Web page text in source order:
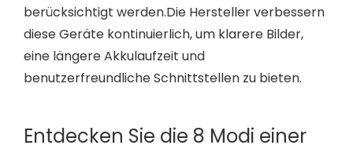
berücksichtigt werden.Die Hersteller verbessern
diese Geräte kontinuierlich, um klarere Bilder,
eine längere Akkulaufzeit und
benutzerfreundliche Schnittstellen zu bieten.
Entdecken Sie die 8 Modi einer